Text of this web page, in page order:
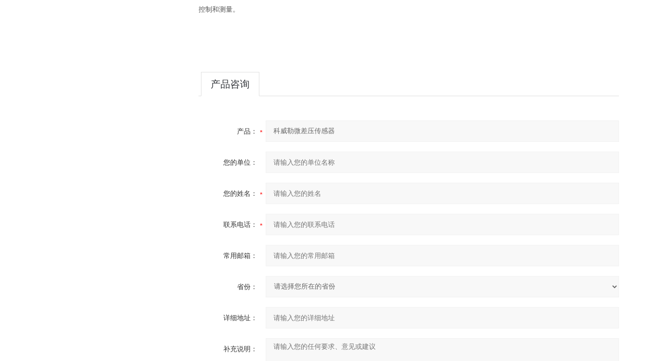
控制和测量。
产品咨询
产品：
您的单位：
您的姓名：
联系电话：
常用邮箱：
省份：
详细地址：
补充说明：